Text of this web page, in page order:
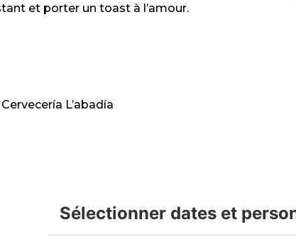
et porter un toast à l’amour.
L’abadía
Sélectionner dates et